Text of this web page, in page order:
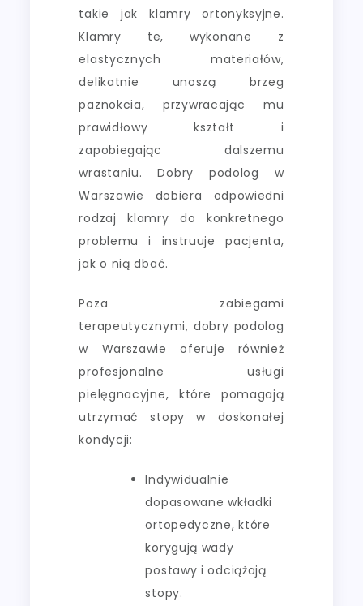
takie jak klamry ortonyksyjne.
Klamry te, wykonane z
elastycznych materiałów,
delikatnie unoszą brzeg
paznokcia, przywracając mu
prawidłowy kształt i
zapobiegając dalszemu
wrastaniu. Dobry podolog w
Warszawie dobiera odpowiedni
rodzaj klamry do konkretnego
problemu i instruuje pacjenta,
jak o nią dbać.
Poza zabiegami
terapeutycznymi, dobry podolog
w Warszawie oferuje również
profesjonalne usługi
pielęgnacyjne, które pomagają
utrzymać stopy w doskonałej
kondycji:
Indywidualnie
dopasowane wkładki
ortopedyczne, które
korygują wady
postawy i odciążają
stopy.